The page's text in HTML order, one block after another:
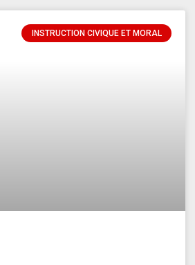
INSTRUCTION CIVIQUE ET MORAL